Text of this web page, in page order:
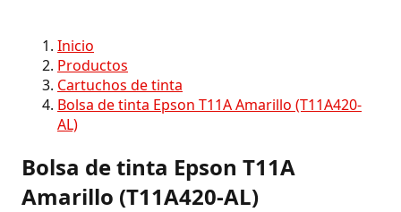
Inicio
Productos
Cartuchos de tinta
Bolsa de tinta Epson T11A Amarillo (T11A420-
AL)
Bolsa de tinta Epson T11A
Amarillo (T11A420-AL)